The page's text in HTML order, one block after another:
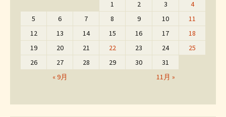
« 9月 11月 »
1 2 3
4
5
6 7 8 9 10
11
12
13 14 15 16 17
18
19
20 21 22 23 24
25
26
27 28 29 30 31